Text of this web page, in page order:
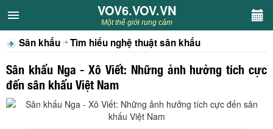
VOV6.VOV.VN
CHUYÊN MỤC
Khách VOV6
Văn học
VOV6.VOV.VN
Một thế giới rung cảm
Sân khấu Tìm hiểu nghệ thuật sân khấu
Sân khấu Nga - Xô Viết: Những ảnh hưởng tích cực
đến sân khấu Việt Nam